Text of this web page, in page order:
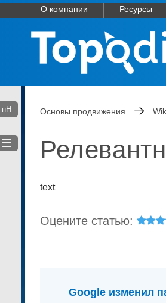
О компании Ресурсы
нН Основы продвижения
text
Оцените статью:
Google изменил